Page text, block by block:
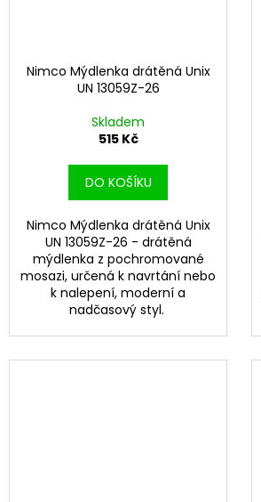
Nimco Mýdlenka drátěná Unix
UN 13059Z-26
Skladem
515 Kč
DO KOŠÍKU
Nimco Mýdlenka drátěná Unix
UN 13059Z-26 - drátěná
mýdlenka z pochromované
mosazi, určená k navrtání nebo
k nalepení, moderní a
nadčasový styl.